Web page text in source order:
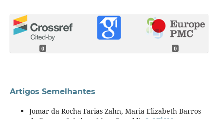
0 0
Artigos Semelhantes
Jomar da Rocha Farias Zahn, Maria Elizabeth Barros